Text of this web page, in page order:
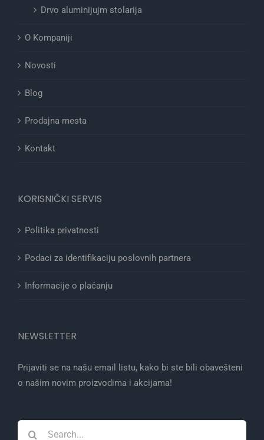
Drvo aluminijujm stolarija
O Kompaniji
Novosti
Blog
Prodajna mesta
Kontakt
KORISNIČKI SERVIS
Politika privatnosti
Podaci za identifikaciju poslovnih partnera
Informacije o plaćanju
NEWSLETTER
Prijaviti se na našu email listu, kako bi ste bili obavešteni
o našim novim proizvodima i akcijama!